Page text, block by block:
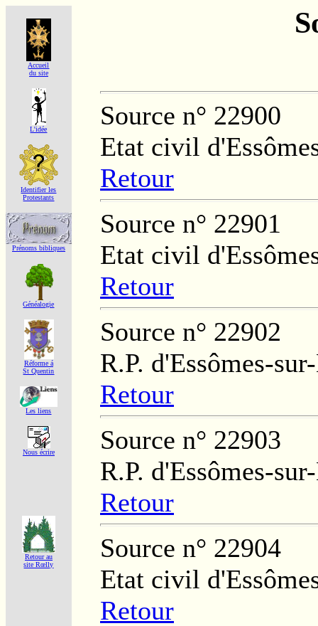
Accueil
du site
L'idée
Identifier les
Protestants
Prénoms bibliques
Généalogie
Réforme á
St Quentin
Les liens
Nous écrire
Retour au
site Rœlly
Source n° 22900
Etat civil
Retour
Source n° 22901
Etat civil
Retour
Source n° 22902
R.P. d'Essômes-
Retour
Source n° 22903
R.P. d'Essômes-
Retour
Source n° 22904
Etat civil
Retour